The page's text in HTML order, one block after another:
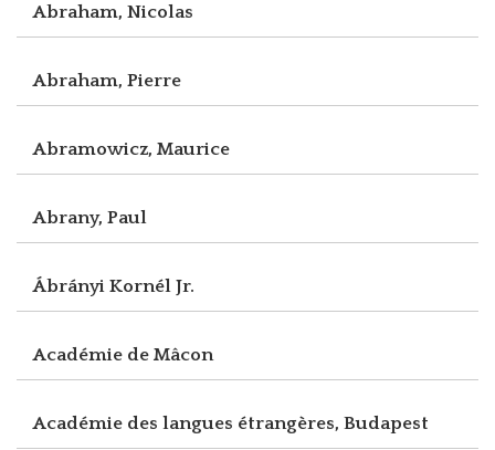
Abraham, Nicolas
Abraham, Pierre
Abramowicz, Maurice
Abrany, Paul
Ábrányi Kornél Jr.
Académie de Mâcon
Académie des langues étrangères, Budapest